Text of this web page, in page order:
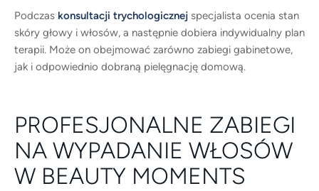
Podczas konsultacji trychologicznej specjalista ocenia stan
skóry głowy i włosów, a następnie dobiera indywidualny plan
terapii. Może on obejmować zarówno zabiegi gabinetowe,
jak i odpowiednio dobraną pielęgnację domową.
PROFESJONALNE ZABIEGI
NA WYPADANIE WŁOSÓW
W BEAUTY MOMENTS